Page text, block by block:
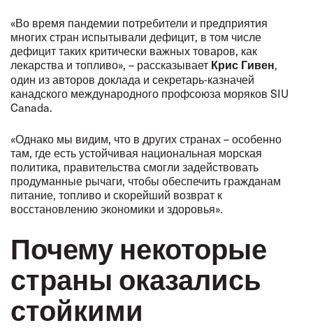
«Во время пандемии потребители и предприятия
многих стран испытывали дефицит, в том числе
дефицит таких критически важных товаров, как
лекарства и топливо», – рассказывает Крис Гивен,
один из авторов доклада и секретарь-казначей
канадского международного профсоюза моряков SIU
Canada.
«Однако мы видим, что в других странах – особенно
там, где есть устойчивая национальная морская
политика, правительства смогли задействовать
продуманные рычаги, чтобы обеспечить гражданам
питание, топливо и скорейший возврат к
восстановлению экономики и здоровья».
Почему некоторые
страны оказались
стойкими